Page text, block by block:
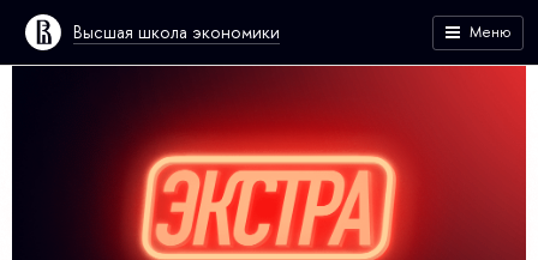
Высшая школа экономики Меню